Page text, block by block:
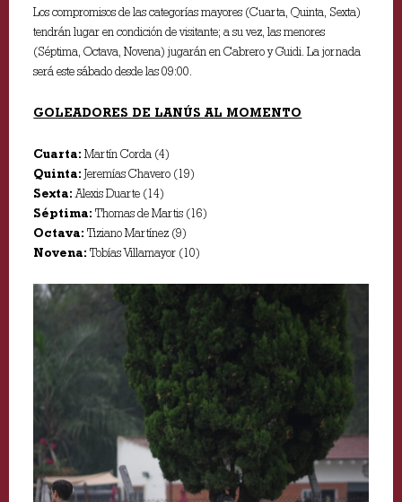
Los compromisos de las categorías mayores (Cuarta, Quinta, Sexta)
tendrán lugar en condición de visitante; a su vez, las menores
(Séptima, Octava, Novena) jugarán en Cabrero y Guidi. La jornada
será este sábado desde las 09:00.
GOLEADORES DE LANÚS AL MOMENTO
Cuarta: Martín Corda (4)
Quinta: Jeremías Chavero (19)
Sexta: Alexis Duarte (14)
Séptima: Thomas de Martis (16)
Octava: Tiziano Martínez (9)
Novena: Tobías Villamayor (10)